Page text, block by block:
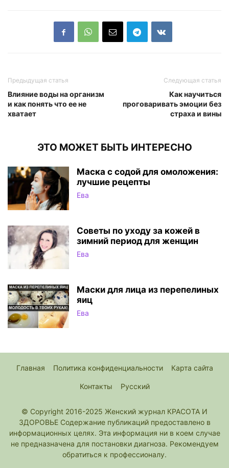
Предыдущая статья
Влияние воды на организм
и как понять что ее не
хватает
Следующая статья
Как научиться
проговаривать эмоции без
страха и вины
ЭТО МОЖЕТ БЫТЬ ИНТЕРЕСНО
Маска с содой для омоложения:
лучшие рецепты
Ева
Советы по уходу за кожей в
зимний период для женщин
Ева
Маски для лица из перепелиных
яиц
Ева
Главная Политика конфиденциальности Карта сайта
Контакты Русский
© Copyright 2016-2025 Женский журнал КРАСОТА И
ЗДОРОВЬЕ Содержание публикаций предоставлено в
информационных целях. Эта информация ни в коем случае
не предназначена для постановки диагноза. Рекомендуем
обратиться к профессионалу.